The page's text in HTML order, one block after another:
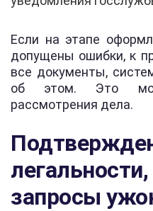
Если на этапе
допущены ошибки, к
все документы,
об этом. Это
рассмотрения дела.
запросы